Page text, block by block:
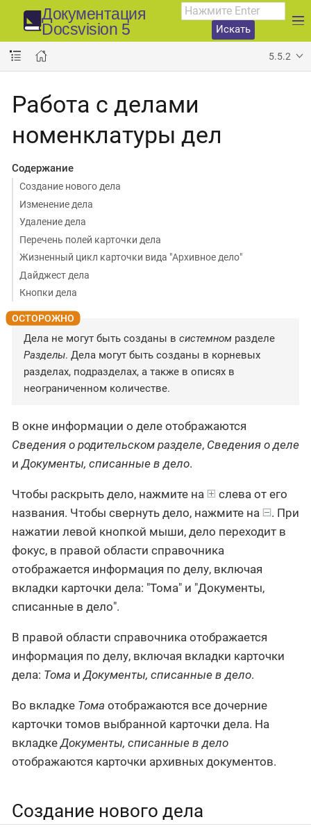
Документация
Docsvision 5
Искать
5.5.2
Работа с делами
номенклатуры дел
Содержание
Создание нового дела
Изменение дела
Удаление дела
Перечень полей карточки дела
Жизненный цикл карточки вида "Архивное дело"
Дайджест дела
Кнопки дела
Дела не могут быть созданы в системном разделе
Разделы. Дела могут быть созданы в корневых
разделах, подразделах, а также в описях в
неограниченном количестве.
В окне информации о деле отображаются
Сведения о родительском разделе, Сведения о деле
иДокументы, списанные в дело.
Чтобы раскрыть дело, нажмите на
слева от его
названия. Чтобы свернуть дело, нажмите на
. При
нажатии левой кнопкой мыши, дело переходит в
фокус, в правой области справочника
отображается информация по делу, включая
вкладки карточки дела: "Тома" и "Документы,
списанные в дело".
В правой области справочника отображается
информация по делу, включая вкладки карточки
дела: Тома иДокументы, списанные в дело.
Во вкладке Тома отображаются все дочерние
карточки томов выбранной карточки дела. На
вкладкеДокументы, списанные в дело
отображаются карточки архивных документов.
Создание нового дела